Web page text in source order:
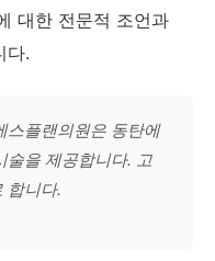
대한 전문적 조언과
다.
스플랜의원은 동탄에
술을 제공합니다. 고
합니다.